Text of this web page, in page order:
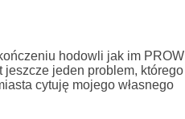
hodowli jak im PROW
jeden problem, którego
cytuję mojego własnego